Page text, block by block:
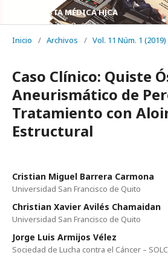
REVISTA MÉDICA HJCA
Inicio / Archivos / Vol. 11 Núm. 1 (2019)
Caso Clínico: Quiste
Aneurismático de
Tratamiento con
Estructural
Cristian Miguel Barrera Carmona
Universidad San Francisco de Quito
Christian Xavier Avilés Chamaidan
Universidad San Francisco de Quito
Jorge Luis Armijos Vélez
Sociedad de Lucha contra el Cáncer –